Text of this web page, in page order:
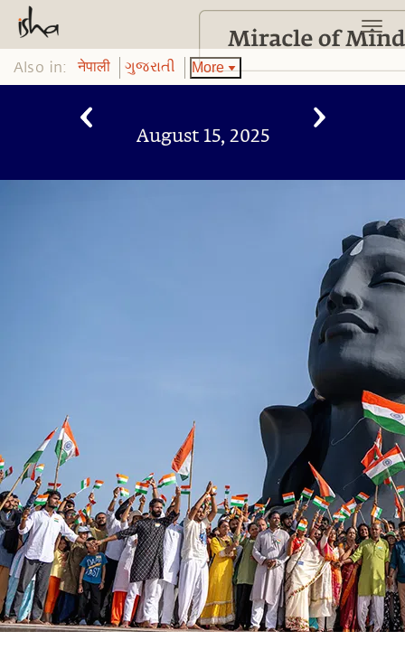
Also in: नेपाली ગુજરાતી More
August 15, 2025